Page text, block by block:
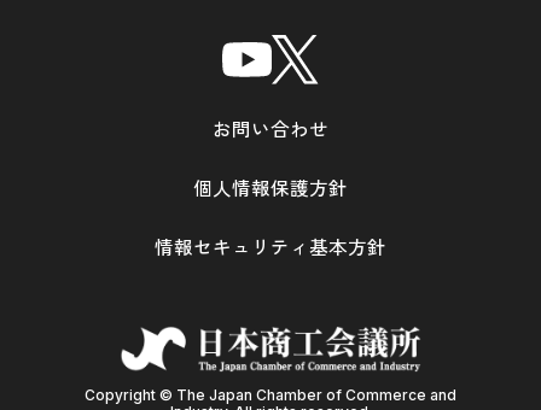
Copyright © The Japan Chamber of Commerce and
お問い合わせ
個人情報保護方針
情報セキュリティ基本方針